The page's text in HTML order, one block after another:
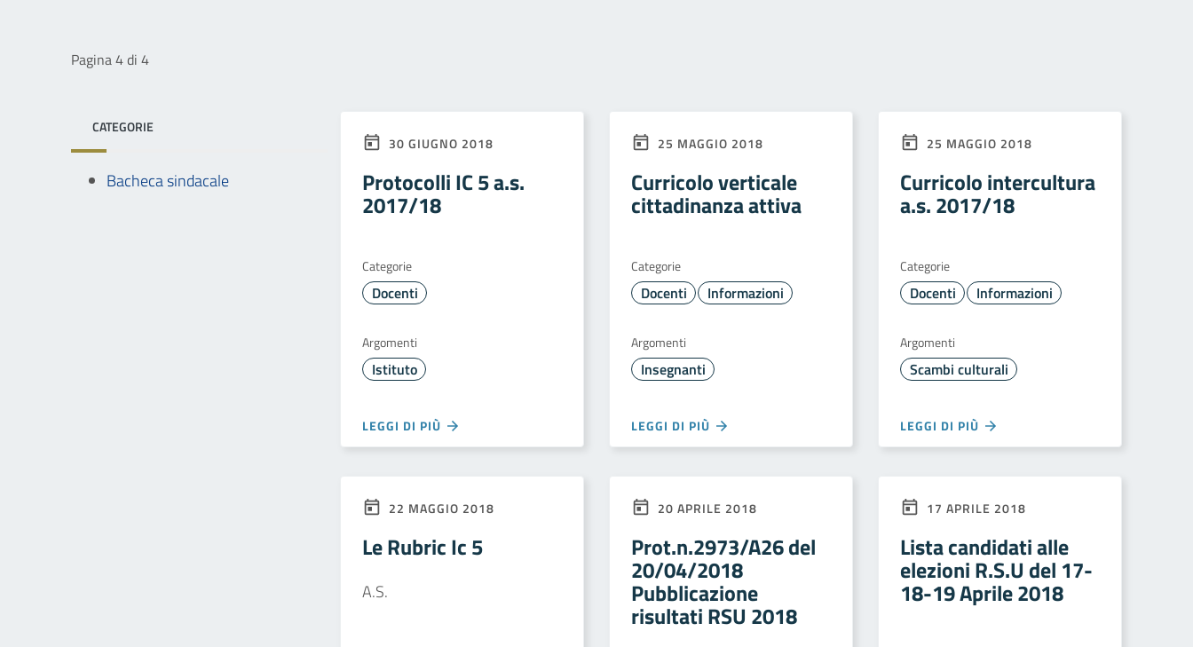
Pagina 4 di 4
CATEGORIE
Bacheca sindacale
30 GIUGNO 2018
Protocolli IC 5 a.s.
2017/18
Categorie
Docenti
Argomenti
Istituto
LEGGI DI PIÙ
25 MAGGIO 2018
Curricolo verticale
cittadinanza attiva
Categorie
Docenti Informazioni
Argomenti
Insegnanti
LEGGI DI PIÙ
25 MAGGIO 2018
Curricolo intercultura
a.s. 2017/18
Categorie
Docenti Informazioni
Argomenti
Scambi culturali
LEGGI DI PIÙ
22 MAGGIO 2018
Le Rubric Ic 5
A.S.
20 APRILE 2018
Prot.n.2973/A26 del
20/04/2018
Pubblicazione
risultati RSU 2018
17 APRILE 2018
Lista candidati alle
elezioni R.S.U del 17-
18-19 Aprile 2018